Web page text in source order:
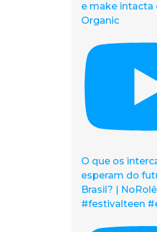
e make intacta
Organic
O que os
esperam do
Brasil? |
#festivalteen